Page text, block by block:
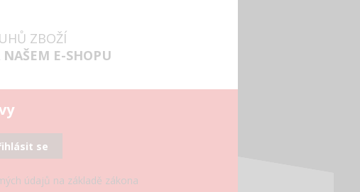
ZBOŽÍ
NAŠEM E-SHOPU
se
údajů na základě zákona